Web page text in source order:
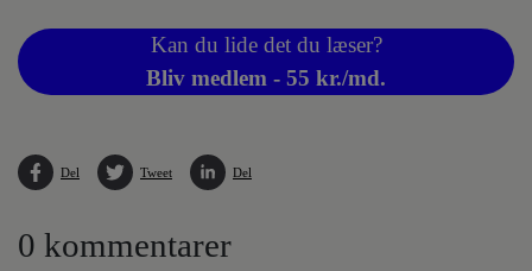
Kan du lide det du læser?
Bliv medlem - 55 kr./md.
Del Tweet Del
0 kommentarer